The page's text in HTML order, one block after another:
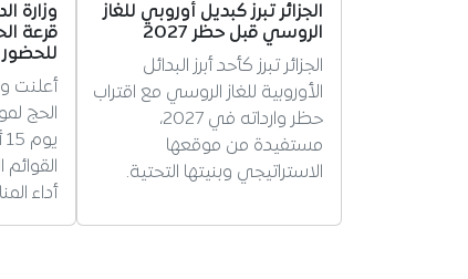
الجزائر تبرز كبديل أوروبي للغاز
الروسي قبل حظر 2027
الجزائر تبرز كأحد أبرز البدائل
الأوروبية للغاز الروسي مع اقتراب
حظر وارداته في 2027،
مستفيدة من موقعها
الاستراتيجي وبنيتها التحتية.
وزارة
قرعة
للحضور
أعلنت
أداء